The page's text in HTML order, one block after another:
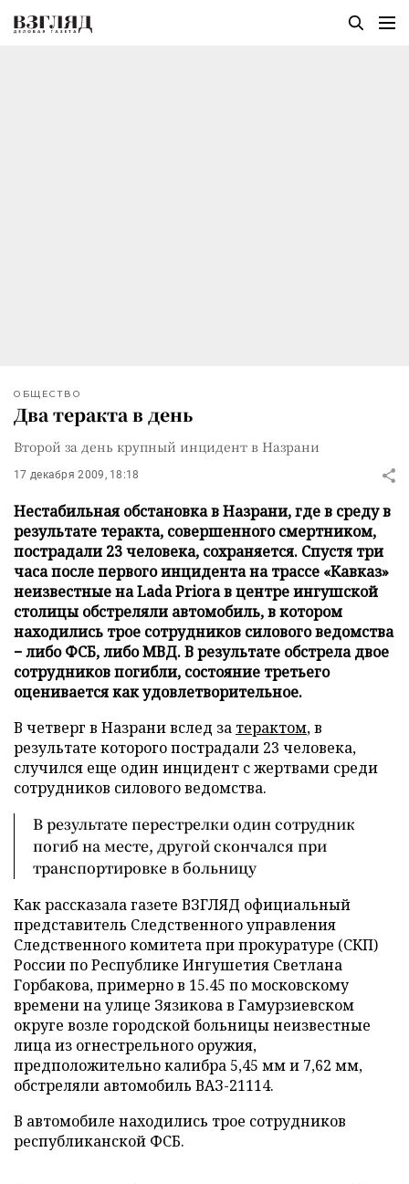
ОБЩЕСТВО
Два теракта в день
Второй за день крупный инцидент в Назрани
17 декабря 2009, 18:18
Нестабильная обстановка в Назрани, где в среду в
результате теракта, совершенного смертником,
пострадали 23 человека, сохраняется. Спустя три
часа после первого инцидента на трассе «Кавказ»
неизвестные на Lada Priora в центре ингушской
столицы обстреляли автомобиль, в котором
находились трое сотрудников силового ведомства
− либо ФСБ, либо МВД. В результате обстрела двое
сотрудников погибли, состояние третьего
оценивается как удовлетворительное.
В четверг в Назрани вслед за терактом, в
результате которого пострадали 23 человека,
случился еще один инцидент c жертвами среди
сотрудников силового ведомства.
В результате перестрелки один сотрудник
погиб на месте, другой скончался при
транспортировке в больницу
Как рассказала газете ВЗГЛЯД официальный
представитель Следственного управления
Следственного комитета при прокуратуре (СКП)
России по Республике Ингушетия Светлана
Горбакова, примерно в 15.45 по московскому
времени на улице Зязикова в Гамурзиевском
округе возле городской больницы неизвестные
лица из огнестрельного оружия,
предположительно калибра 5,45 мм и 7,62 мм,
обстреляли автомобиль ВАЗ-21114.
В автомобиле находились трое сотрудников
республиканской ФСБ.